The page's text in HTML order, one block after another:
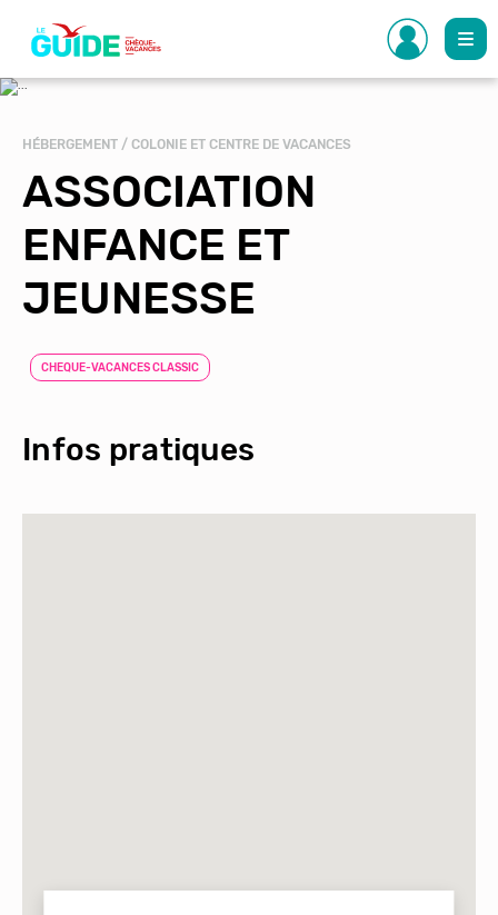
contenu
principal
HÉBERGEMENT / COLONIE ET CENTRE DE VACANCES
ASSOCIATION
ENFANCE ET
JEUNESSE
CHEQUE-VACANCES CLASSIC
Infos pratiques